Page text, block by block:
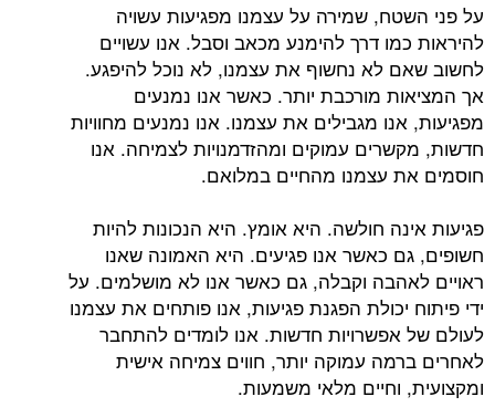
על פני השטח, שמירה על עצמנו מפגיעות עשויה
להיראות כמו דרך להימנע מכאב וסבל. אנו עשויים
לחשוב שאם לא נחשוף את עצמנו, לא נוכל להיפגע.
אך המציאות מורכבת יותר. כאשר אנו נמנעים
מפגיעות, אנו מגבילים את עצמנו. אנו נמנעים מחוויות
חדשות, מקשרים עמוקים ומהזדמנויות לצמיחה. אנו
חוסמים את עצמנו מהחיים במלואם.
פגיעות אינה חולשה. היא אומץ. היא הנכונות להיות
חשופים, גם כאשר אנו פגיעים. היא האמונה שאנו
ראויים לאהבה וקבלה, גם כאשר אנו לא מושלמים. על
ידי פיתוח יכולת הפגנת פגיעות, אנו פותחים את עצמנו
לעולם של אפשרויות חדשות. אנו לומדים להתחבר
לאחרים ברמה עמוקה יותר, חווים צמיחה אישית
ומקצועית, וחיים מלאי משמעות.